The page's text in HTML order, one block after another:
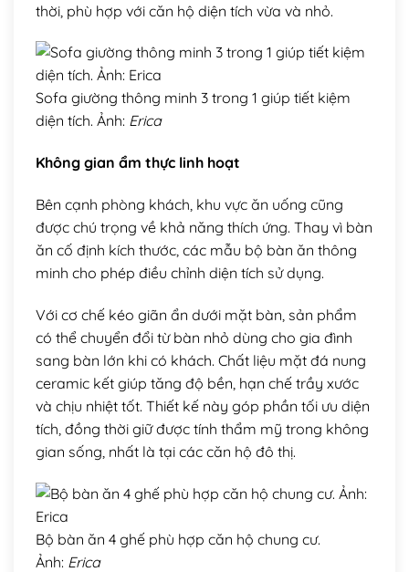
thời, phù hợp với căn hộ diện tích vừa và nhỏ.
Sofa giường thông minh 3 trong 1 giúp tiết kiệm
diện tích. Ảnh: Erica
Không gian ẩm thực linh hoạt
Bên cạnh phòng khách, khu vực ăn uống cũng
được chú trọng về khả năng thích ứng. Thay vì bàn
ăn cố định kích thước, các mẫu bộ bàn ăn thông
minh cho phép điều chỉnh diện tích sử dụng.
Với cơ chế kéo giãn ẩn dưới mặt bàn, sản phẩm
có thể chuyển đổi từ bàn nhỏ dùng cho gia đình
sang bàn lớn khi có khách. Chất liệu mặt đá nung
ceramic kết giúp tăng độ bền, hạn chế trầy xước
và chịu nhiệt tốt. Thiết kế này góp phần tối ưu diện
tích, đồng thời giữ được tính thẩm mỹ trong không
gian sống, nhất là tại các căn hộ đô thị.
Bộ bàn ăn 4 ghế phù hợp căn hộ chung cư.
Ảnh: Erica